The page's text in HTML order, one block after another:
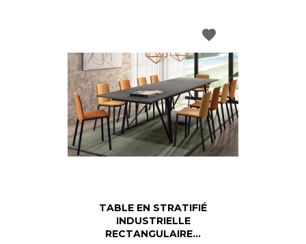
TABLE EN STRATIFIÉ
INDUSTRIELLE
RECTANGULAIRE...
favorite